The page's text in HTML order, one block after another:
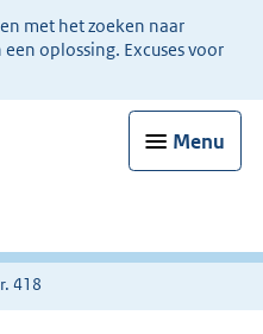
met het zoeken naar
oplossing. Excuses voor
Menu
418